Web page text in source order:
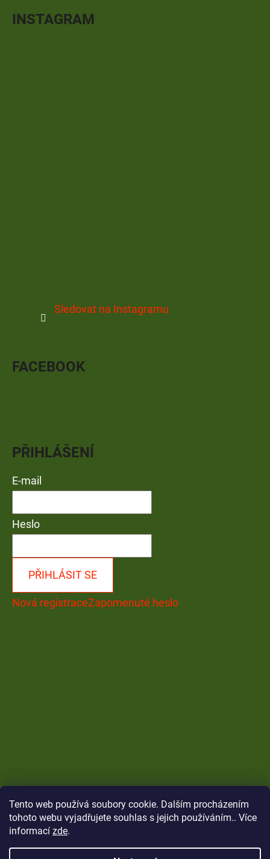
Tento web používá soubory cookie. Dalším procházením
tohoto webu vyjadřujete souhlas s jejich používáním.. Více
informací zde.
INSTAGRAM
Sledovat na Instagramu
FACEBOOK
PŘIHLÁŠENÍ
E-mail
Heslo
PŘIHLÁSIT SE
Nová registraceZapomenuté heslo